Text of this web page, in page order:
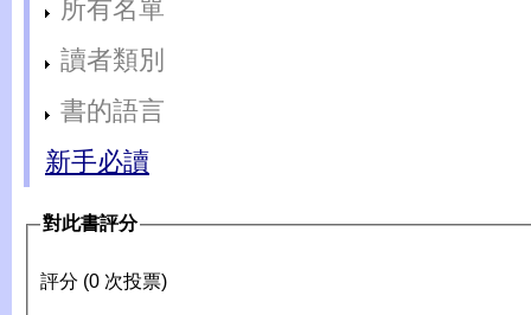
所有名單
讀者類別
書的語言
新手必讀
對此書評分
評分 (0 次投票)